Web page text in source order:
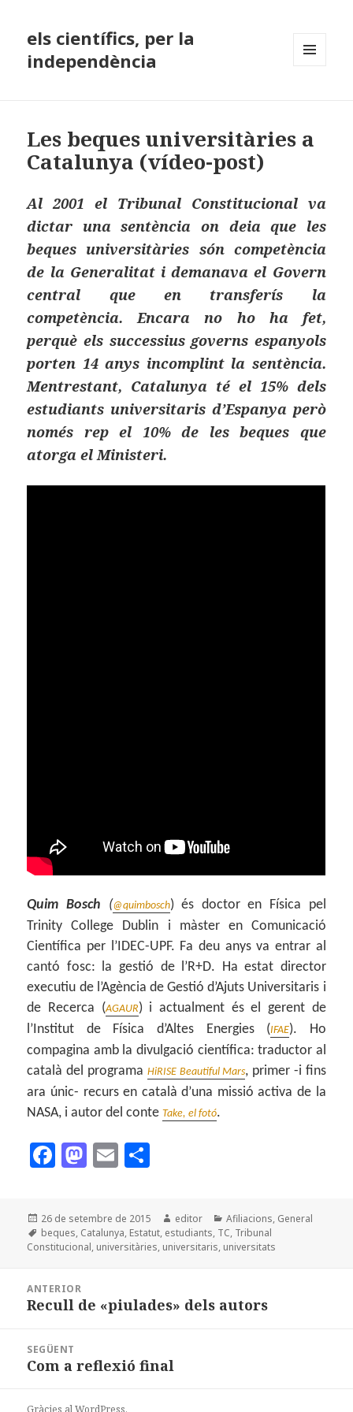
els científics, per la
independència
Les beques universitàries a
Catalunya (vídeo-post)
Al 2001 el Tribunal Constitucional va
dictar una sentència on deia que les
beques universitàries són competència
de la Generalitat i demanava el Govern
central que en transferís la
competència. Encara no ho ha fet,
perquè els successius governs espanyols
porten 14 anys incomplint la sentència.
Mentrestant, Catalunya té el 15% dels
estudiants universitaris d’Espanya però
només rep el 10% de les beques que
atorga el Ministeri.
Quim Bosch (@quimbosch) és doctor en Física pel
Trinity College Dublin i màster en Comunicació
Científica per l’IDEC-UPF. Fa deu anys va entrar al
cantó fosc: la gestió de l’R+D. Ha estat director
executiu de l’Agència de Gestió d’Ajuts Universitaris i
de Recerca (AGAUR) i actualment és el gerent de
l’Institut de Física d’Altes Energies (IFAE). Ho
compagina amb la divulgació científica: traductor al
català del programa HiRISE Beautiful Mars, primer -i fins
ara únic- recurs en català d’una missió activa de la
NASA, i autor del conteTake, el fotó.
F
c
e
b
o
o
M
to
d
o
E
ai
l
m
p
a
ei
Publicat
el
26 de setembre de 2015 Autor
editor Categories
Afiliacions, General
Etiquetes
beques, Catalunya, Estatut, estudiants, TC, Tribunal
Constitucional, universitàries, universitaris, universitats
d'entrades
ANTERIOR
Entrada
Recull de «piulades» dels autors
SEGÜENT
Entrada
Com a reflexió final